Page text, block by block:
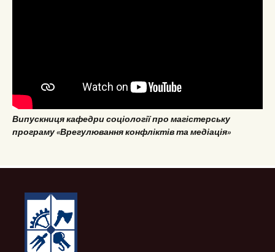
Випускниця кафедри соціології про магістерську
програму «Врегулювання конфліктів та медіація»